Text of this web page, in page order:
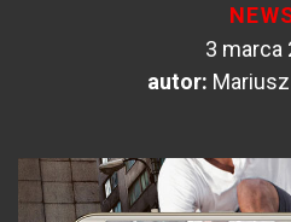
3 marca
autor: